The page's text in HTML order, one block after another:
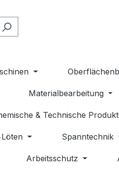
Materialbearbeitung
& Technische
Spanntechnik
Arbeitsschutz